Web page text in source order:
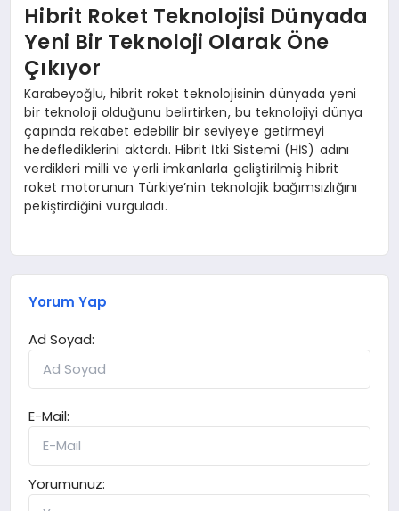
Hibrit Roket Teknolojisi Dünyada
Yeni Bir Teknoloji Olarak Öne
Çıkıyor
Karabeyoğlu, hibrit roket teknolojisinin dünyada yeni
bir teknoloji olduğunu belirtirken, bu teknolojiyi dünya
çapında rekabet edebilir bir seviyeye getirmeyi
hedeflediklerini aktardı. Hibrit İtki Sistemi (HİS) adını
verdikleri milli ve yerli imkanlarla geliştirilmiş hibrit
roket motorunun Türkiye’nin teknolojik bağımsızlığını
pekiştirdiğini vurguladı.
Yorum Yap
Ad Soyad:
E-Mail:
Yorumunuz: